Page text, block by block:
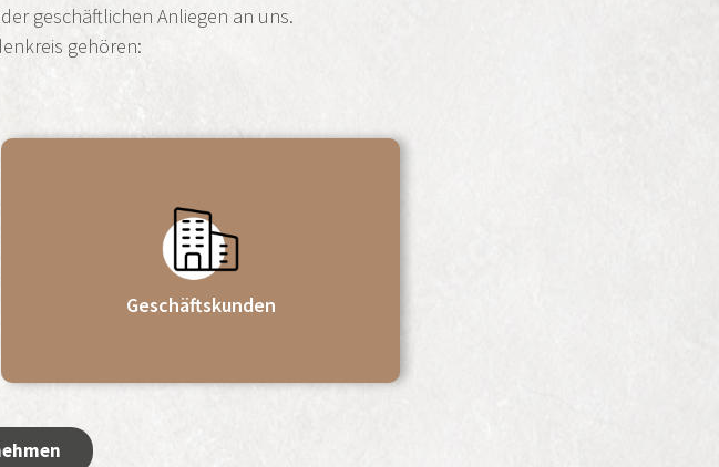
geschäftlichen Anliegen an uns.
gehören:
Geschäftskunden